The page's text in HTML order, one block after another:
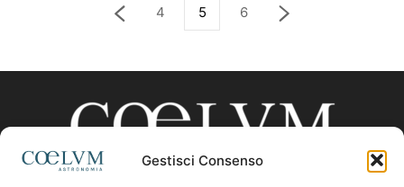
Gestisci Consenso
4 5 6